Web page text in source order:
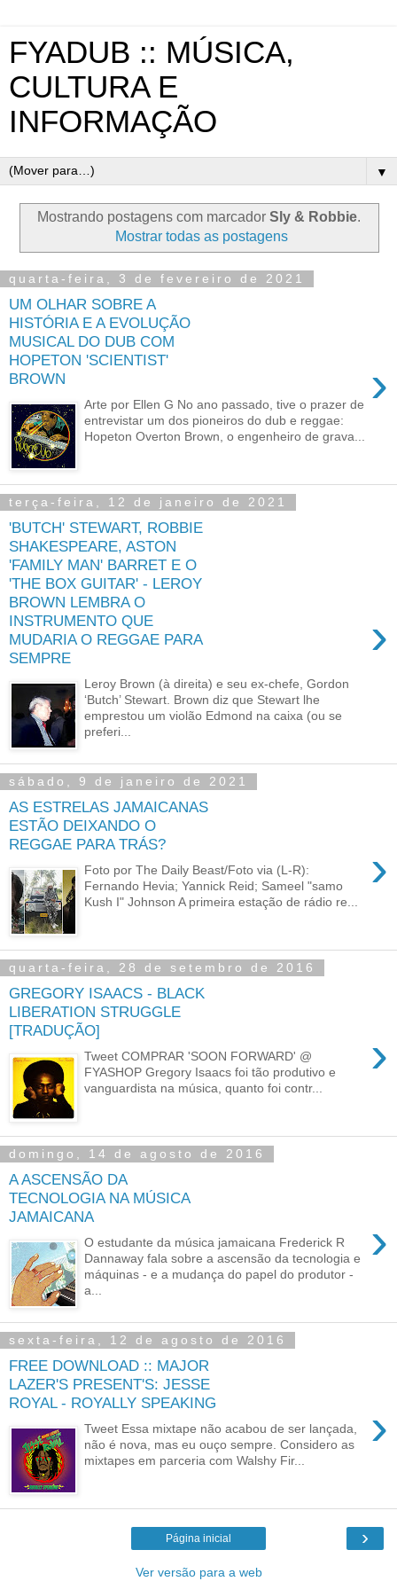
FYADUB :: MÚSICA,
CULTURA E
INFORMAÇÃO
▼
Mostrando postagens com marcador Sly & Robbie.
Mostrar todas as postagens
quarta-feira, 3 de fevereiro de 2021
UM OLHAR SOBRE A
HISTÓRIA E A EVOLUÇÃO
MUSICAL DO DUB COM
HOPETON 'SCIENTIST'
BROWN
›
Arte por Ellen G No ano passado, tive o prazer de
entrevistar um dos pioneiros do dub e reggae:
Hopeton Overton Brown, o engenheiro de grava...
terça-feira, 12 de janeiro de 2021
'BUTCH' STEWART, ROBBIE
SHAKESPEARE, ASTON
'FAMILY MAN' BARRET E O
'THE BOX GUITAR' - LEROY
BROWN LEMBRA O
INSTRUMENTO QUE
MUDARIA O REGGAE PARA
SEMPRE
›
Leroy Brown (à direita) e seu ex-chefe, Gordon
‘Butch’ Stewart. Brown diz que Stewart lhe
emprestou um violão Edmond na caixa (ou se
preferi...
sábado, 9 de janeiro de 2021
AS ESTRELAS JAMAICANAS
ESTÃO DEIXANDO O
REGGAE PARA TRÁS?
›
Foto por The Daily Beast/Foto via (L-R):
Fernando Hevia; Yannick Reid; Sameel "samo
Kush I" Johnson A primeira estação de rádio re...
quarta-feira, 28 de setembro de 2016
GREGORY ISAACS - BLACK
LIBERATION STRUGGLE
[TRADUÇÃO]
›
Tweet COMPRAR 'SOON FORWARD' @
FYASHOP Gregory Isaacs foi tão produtivo e
vanguardista na música, quanto foi contr...
domingo, 14 de agosto de 2016
A ASCENSÃO DA
TECNOLOGIA NA MÚSICA
JAMAICANA
›
O estudante da música jamaicana Frederick R
Dannaway fala sobre a ascensão da tecnologia e
máquinas - e a mudança do papel do produtor -
a...
sexta-feira, 12 de agosto de 2016
FREE DOWNLOAD :: MAJOR
LAZER'S PRESENT'S: JESSE
ROYAL - ROYALLY SPEAKING
›
Tweet Essa mixtape não acabou de ser lançada,
não é nova, mas eu ouço sempre. Considero as
mixtapes em parceria com Walshy Fir...
›
Página inicial
Ver versão para a web